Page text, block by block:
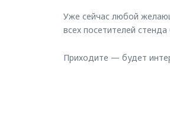
Уже сейчас любой
всех посетителей
Приходите — будет